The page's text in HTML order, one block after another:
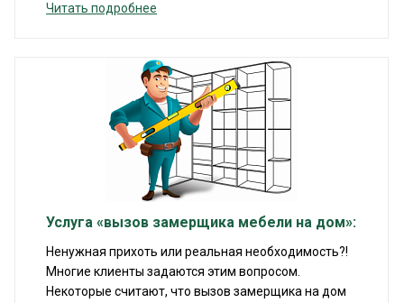
Читать подробнее
Услуга «вызов замерщика мебели на дом»:
Ненужная прихоть или реальная необходимость?!
Многие клиенты задаются этим вопросом.
Некоторые считают, что вызов замерщика на дом